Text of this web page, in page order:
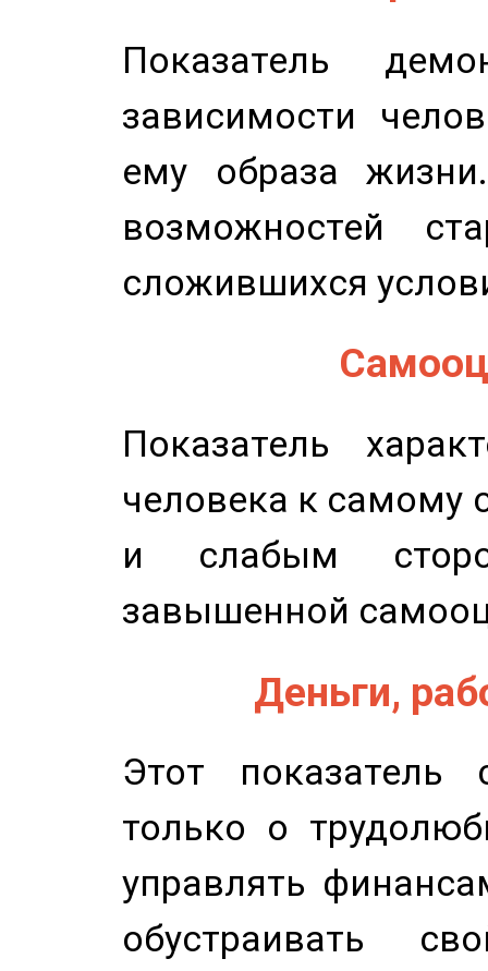
Показатель
зависимости
ему образа
возможностей
сложившихся
Показатель
человека к самому
и слабым
завышенной
Деньги,
Этот показатель
только о
управлять
обустраивать